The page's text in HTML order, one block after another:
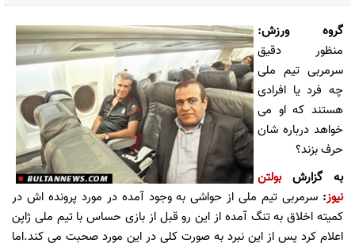
گروه ورزش:
منظور دقیق
سرمربی تیم ملی
چه فرد یا افرادی
هستند که او می
خواهد درباره شان
حرف بزند؟
به گزارشبولتن
نیوز: سرمربی تیم ملی از حواشی به وجود آمده در مورد پرونده اش در
کمیته اخلاق به تنگ آمده از این رو قبل از بازی حساس با تیم ملی ژاپن
اعلام کرد پس از این نبرد به صورت کلی در این مورد صحبت می کند.اما